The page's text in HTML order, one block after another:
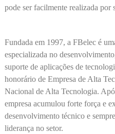
pode ser facilmente realizada por
Fundada em 1997, a FBelec é
especializada no
suporte de aplicações de
honorário de Empresa de Alta
Nacional de Alta Tecnologia.
empresa acumulou forte força e
desenvolvimento técnico e
liderança no setor.